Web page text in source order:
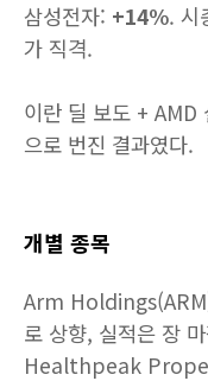
삼성전자: +14%. 시
가 직격.
이란 딜 보도 + AMD
으로 번진 결과였다.
개별 종목
Arm
로 상향, 실적은 장
Healthpeak